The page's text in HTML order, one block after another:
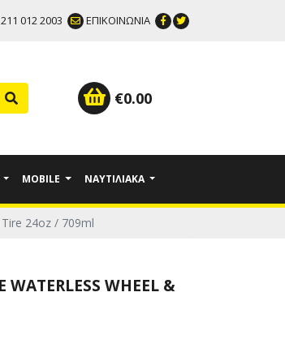
012 2003 ΕΠΙΚΟΙΝΩΝΙΑ
€0.00
MOBILE ΝΑΥΤΙΛΙΑΚΆ
24oz / 709ml
WHEEL &